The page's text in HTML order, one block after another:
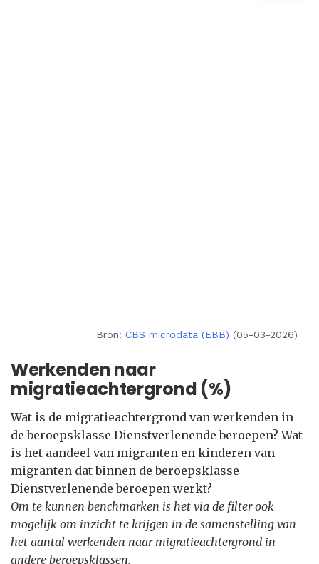
Bron: CBS microdata (EBB) (05-03-2026)
Werkenden naar
migratieachtergrond (%)
Wat is de migratieachtergrond van werkenden in
de beroepsklasse Dienstverlenende beroepen? Wat
is het aandeel van migranten en kinderen van
migranten dat binnen de beroepsklasse
Dienstverlenende beroepen werkt?
Om te kunnen benchmarken is het via de filter ook
mogelijk om inzicht te krijgen in de samenstelling van
het aantal werkenden naar migratieachtergrond in
andere beroepsklassen.